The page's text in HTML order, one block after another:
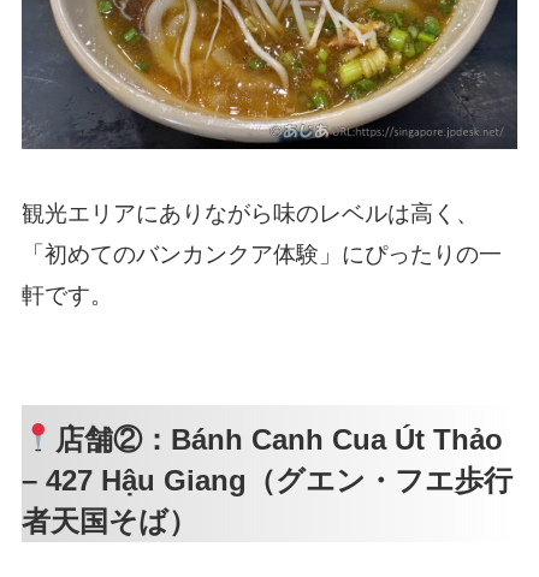
観光エリアにありながら味のレベルは高く、
「初めてのバンカンクア体験」にぴったりの一
軒です。
店舗②：Bánh Canh Cua Út Thảo
– 427 Hậu Giang（グエン・フエ歩行
者天国そば）